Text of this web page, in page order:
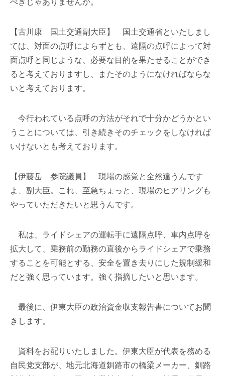
べきじゃありませんか。
【古川康 国土交通副大臣】 国土交通省といたしまし
ては、対面の点呼によらずとも、遠隔の点呼によって対
面点呼と同じような、必要な目的を果たせることができ
ると考えておりますし、またそのようになければならな
いと考えております。
今行われている点呼の方法がそれで十分かどうかとい
うことについては、引き続きそのチェックをしなければ
いけないとも考えております。
【伊藤岳 参院議員】 現場の感覚と全然違うんです
よ、副大臣。これ、至急ちょっと、現場のヒアリングも
やっていただきたいと思うんです。
私は、ライドシェアの運転手に遠隔点呼、車内点呼を
拡大して、乗務前の勤務の直後からライドシェアで乗務
することを可能とする、安全を置き去りにした規制緩和
だと強く思っています。強く指摘したいと思います。
最後に、伊東大臣の政治資金収支報告書についてお聞
きします。
資料をお配りいたしました。伊東大臣が代表を務める
自民党支部が、地元北海道釧路市の橋梁メーカー、釧路